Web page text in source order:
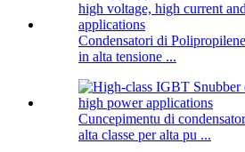
Condensatori di
in alta tensione ...
Cuncepimentu di
alta classe per alta pu ...